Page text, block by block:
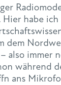
habe ich
dem
also immer
während
ans